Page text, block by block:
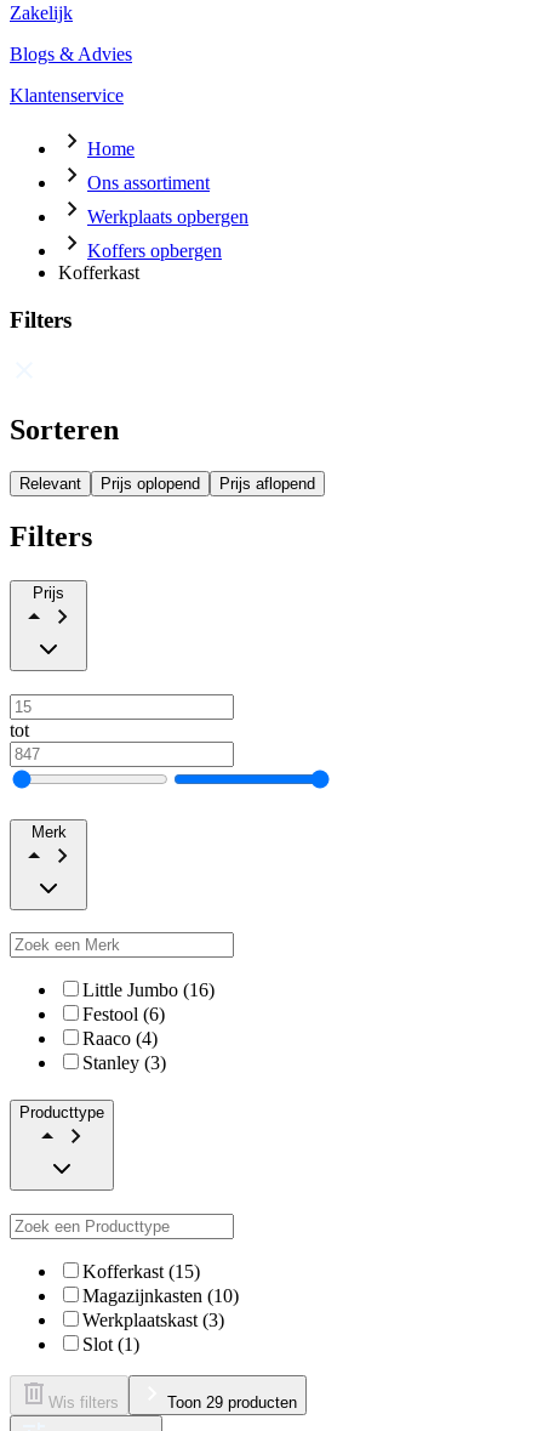
Zakelijk
Blogs & Advies
Klantenservice
Home
Ons assortiment
Werkplaats opbergen
Koffers opbergen
Kofferkast
Filters
Sorteren
Relevant Prijs oplopend Prijs aflopend
Filters
Prijs
tot
Merk
Little Jumbo (16)
Festool (6)
Raaco (4)
Stanley (3)
Producttype
Kofferkast (15)
Magazijnkasten (10)
Werkplaatskast (3)
Slot (1)
Wis filters Toon 29 producten